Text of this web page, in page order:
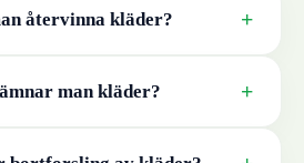
återvinna kläder? +
man kläder? +